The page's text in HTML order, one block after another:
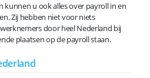
kunnen u ook alles over payroll in en
Zij hebben niet voor niets
door heel Nederland bij
plaatsen op de payroll staan.